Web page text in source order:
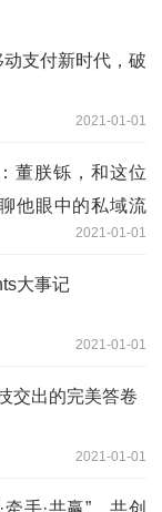
支付新时代，破
2021-01-01
董朕铄，和这位
他眼中的私域流
2021-01-01
大事记
2021-01-01
交出的完美答卷
2021-01-01